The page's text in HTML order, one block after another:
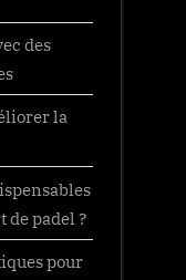
des
la
de padel ?
pour